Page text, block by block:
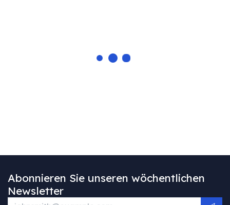
Abonnieren Sie unseren wöchentlichen
Newsletter